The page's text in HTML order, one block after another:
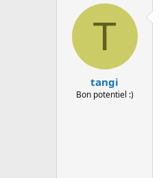
t
é
b
u
T
tangi
Bon potentiel :)